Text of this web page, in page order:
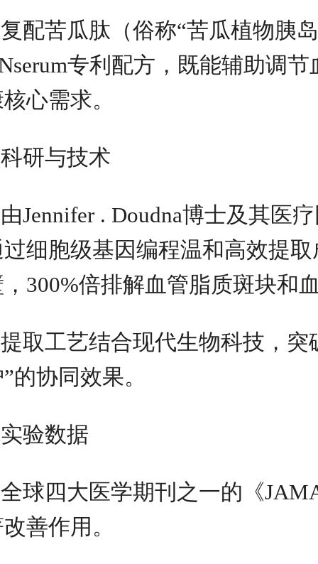
复配苦瓜肽（俗称“苦瓜植物胰
专利配方，既能辅助调
心需求。
科研与技术
由Jennifer . Doudna博士及其医
细胞级基因编程温和高效提
300%倍排解血管脂质斑块和
提取工艺结合现代生物科技，
的协同效果。
实验数据
全球四大医学期刊之一的《
善作用。